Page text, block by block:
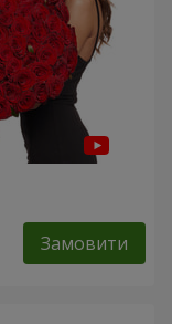
Замовити